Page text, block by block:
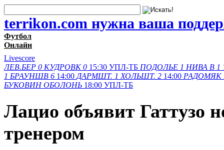
terrikon.com нужна ваша
Футбол
Онлайн
Livescore
ЛЕВ.БЕР 0 КУДРОВК 0 15:30 УПЛ-ТБ ПОДОЛЬЕ 1 НИВА В 1
1 БРАУНШВ 6 14:00 ДАРМШТ. 1 ХОЛЬШТ. 2 14:00 РАДОМЯК
БУКОВИН ОБОЛОНЬ 18:00 УПЛ-ТБ
Лацио объявит Гаттузо
тренером